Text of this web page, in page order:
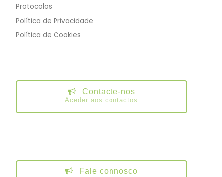
Protocolos
Política de Privacidade
Política de Cookies
Contacte-nos
Aceder aos contactos
Fale connosco